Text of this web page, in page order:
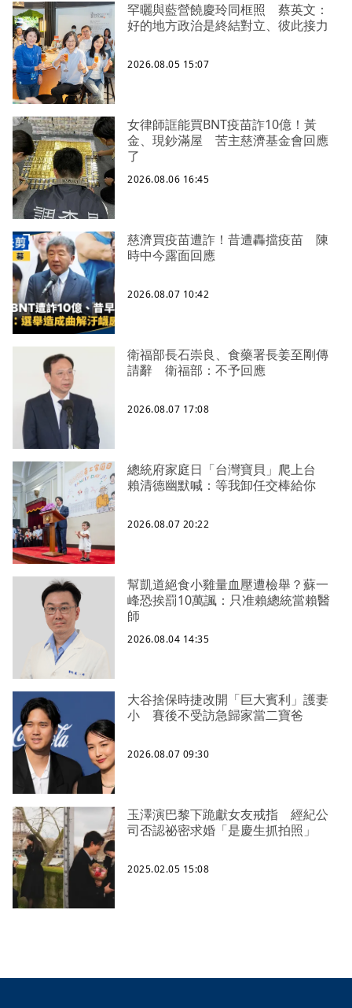
罕曬與藍營饒慶玲同框照 蔡英文：
好的地方政治是終結對立、彼此接力
2026.08.05 15:07
女律師誆能買BNT疫苗詐10億！黃
金、現鈔滿屋 苦主慈濟基金會回應
了
2026.08.06 16:45
慈濟買疫苗遭詐！昔遭轟擋疫苗 陳
時中今露面回應
2026.08.07 10:42
衛福部長石崇良、食藥署長姜至剛傳
請辭 衛福部：不予回應
2026.08.07 17:08
總統府家庭日「台灣寶貝」爬上台
賴清德幽默喊：等我卸任交棒給你
2026.08.07 20:22
幫凱道絕食小雞量血壓遭檢舉？蘇一
峰恐挨罰10萬諷：只准賴總統當賴醫
師
2026.08.04 14:35
大谷捨保時捷改開「巨大賓利」護妻
小 賽後不受訪急歸家當二寶爸
2026.08.07 09:30
玉澤演巴黎下跪獻女友戒指 經紀公
司否認祕密求婚「是慶生抓拍照」
2025.02.05 15:08